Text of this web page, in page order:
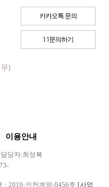
)
카카오톡 문의
1:1문의하기
이용안내
당자:최성복
: 2019-인천계양-0456호 [사업